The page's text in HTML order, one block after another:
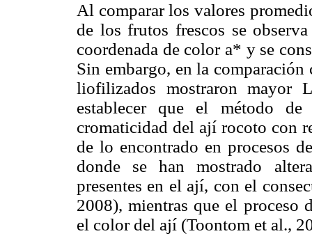
Al comparar los valores
de los frutos frescos se
coordenada de color a* y se
Sin embargo, en la
liofilizados mostraron
establecer que el método
cromaticidad del ají rocoto con
de lo encontrado en procesos
donde se han mostrado
presentes en el ají, con el
2008), mientras que el
el color del ají (Toontom et al.,